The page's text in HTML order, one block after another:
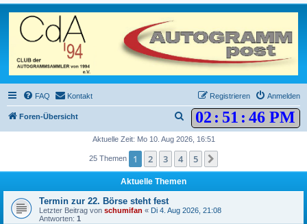
FAQ Kontakt Anmelden
Registrieren
Foren-Übersicht 02 : 51 : 46 PM
u
h
e
Aktuelle Zeit: Mo 10. Aug 2026, 16:51
25 Themen 1 2 3 4 5
Aktuelle Themen
Termin zur 22. Börse steht fest
Letzter Beitrag von schumifan « Di 4. Aug 2026, 21:08
Antworten: 1